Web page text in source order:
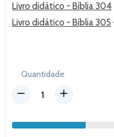
Livro didático - Bíblia 304
Livro didático - Bíblia 305
Quantidade